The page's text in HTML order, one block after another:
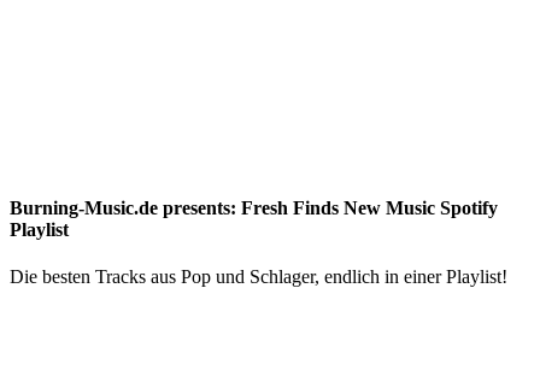
Burning-Music.de presents: Fresh Finds New Music Spotify
Playlist
Die besten Tracks aus Pop und Schlager, endlich in einer Playlist!